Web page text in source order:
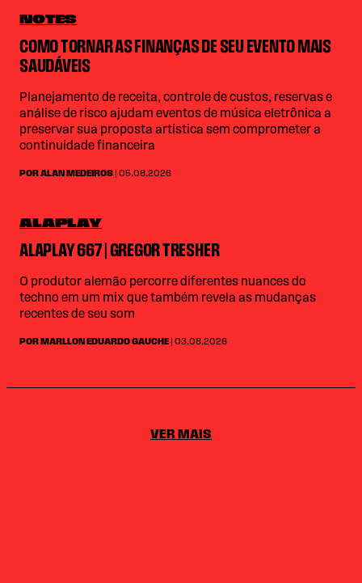
NOTES
COMO TORNAR AS FINANÇAS DE SEU EVENTO MAIS
SAUDÁVEIS
Planejamento de receita, controle de custos, reservas e
análise de risco ajudam eventos de música eletrônica a
preservar sua proposta artística sem comprometer a
continuidade financeira
POR ALAN MEDEIROS | 05.08.2026
ALAPLAY
ALAPLAY 667 | GREGOR TRESHER
O produtor alemão percorre diferentes nuances do
techno em um mix que também revela as mudanças
recentes de seu som
POR MARLLON EDUARDO GAUCHE | 03.08.2026
VER MAIS